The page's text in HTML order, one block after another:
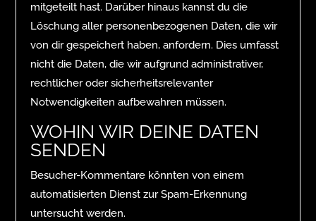
mitgeteilt hast. Darüber hinaus kannst du die
Löschung aller personenbezogenen Daten, die wir
von dir gespeichert haben, anfordern. Dies umfasst
nicht die Daten, die wir aufgrund administrativer,
rechtlicher oder sicherheitsrelevanter
Notwendigkeiten aufbewahren müssen.
WOHIN WIR DEINE DATEN
SENDEN
Besucher-Kommentare könnten von einem
automatisierten Dienst zur Spam-Erkennung
untersucht werden.